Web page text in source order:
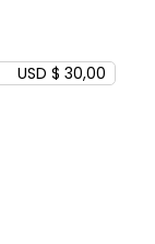
USD $ 30,00